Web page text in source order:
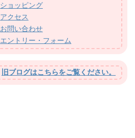
ショッピング
アクセス
お問い合わせ
エントリー・フォーム
旧ブログはこちらをご覧ください。